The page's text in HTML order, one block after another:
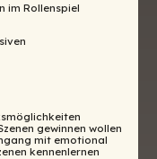
im Rollenspiel
gewinnen wollen
mit emotional
kennenlernen